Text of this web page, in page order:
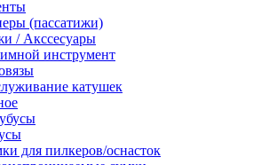
(пассатижи)
/ Акссесуары
инструмент
катушек
для пилкеров/оснасток